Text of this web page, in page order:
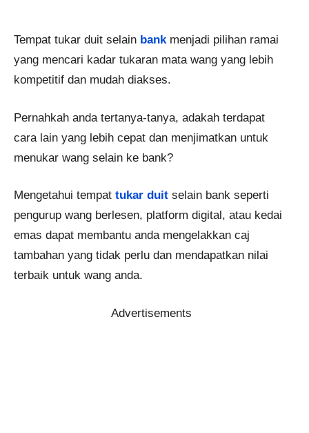
Tempat tukar duit selain bankmenjadi pilihan ramai
yang mencari kadar tukaran mata wang yang lebih
kompetitif dan mudah diakses.
Pernahkah anda tertanya-tanya, adakah terdapat
cara lain yang lebih cepat dan menjimatkan untuk
menukar wang selain ke bank?
Mengetahui tempat tukar duit selain bank seperti
pengurup wang berlesen, platform digital, atau kedai
emas dapat membantu anda mengelakkan caj
tambahan yang tidak perlu dan mendapatkan nilai
terbaik untuk wang anda.
Advertisements